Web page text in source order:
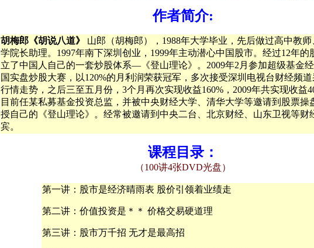
作者简介:
胡梅郎《胡说八道》
山郎（胡梅郎），1988年大学毕业，先后做过高中教
学院长助理。1997年南下深圳创业，1999年主动潜心中国股市。经过12年的
立了中国人自己的一套炒股体系—《登山理论》。2009年2月参加超级基金
国实盘炒股大赛，以120%的月利润荣获冠军，多次接受深圳电视台财经频
行情走势，之后三至五月份，3个月再次实现收益160%，2009年共实现收益
目前任某私募基金投资总监，并被中央财经大学、清华大学等邀请到股票操
授自己的《登山理论》。经常被邀请到中央二台、北京财经、山东卫视等财
宾。
课程目录：
（100讲4张DVD光盘）
第一讲：股市是经济晴雨表 股价引领着业绩走
第二讲：价值投资是＊＊ 价格交易硬道理
第三讲：股市万千招 无才是最高招